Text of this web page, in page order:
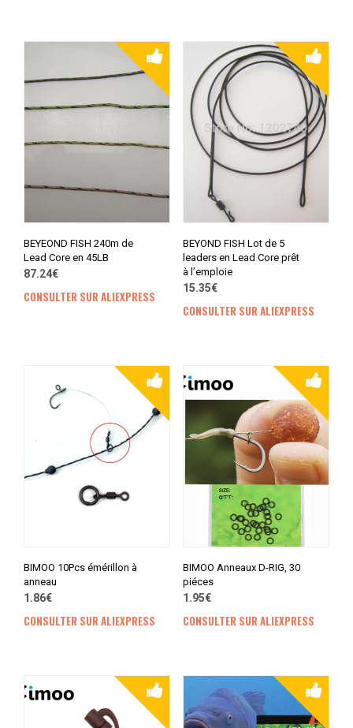
BEYEOND FISH 240m de
Lead Core en 45LB
87.24€
CONSULTER SUR ALIEXPRESS
BEYOND FISH Lot de 5
leaders en Lead Core prêt
à l’emploie
15.35€
CONSULTER SUR ALIEXPRESS
BIMOO 10Pcs émérillon à
anneau
1.86€
CONSULTER SUR ALIEXPRESS
BIMOO Anneaux D-RIG, 30
piéces
1.95€
CONSULTER SUR ALIEXPRESS